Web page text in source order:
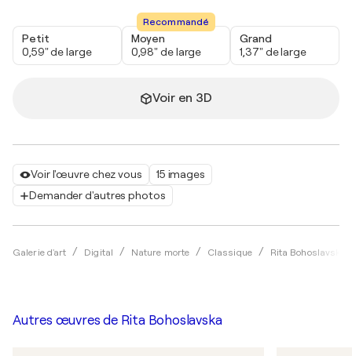
Voir l'œuvre chez vous
15 images
Demander d'autres photos
Galerie d'art Digital Nature morte Classique Rita Bohoslavska
Petit
0,59" de large
Recommandé
Moyen
0,98" de large
Grand
1,37" de large
Voir en 3D
Autres œuvres de Rita Bohoslavska